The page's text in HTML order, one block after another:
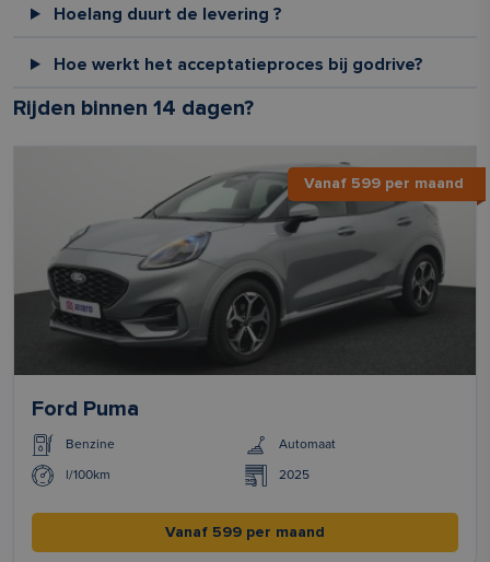
Hoelang duurt de levering ?
Hoe werkt het acceptatieproces bij godrive?
Rijden binnen 14 dagen?
Vanaf 599 per maand
Ford Puma
Benzine Automaat
l/100km 2025
Vanaf 599 per maand